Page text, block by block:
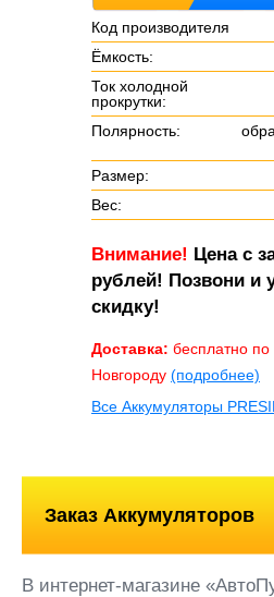
Код производителя
Ёмкость:
Ток холодной
прокрутки:
Полярность:
Размер:
Вес:
Внимание! Цена с
рублей! Позвони и
скидку!
Доставка: бесплатно
Новгороду (подробнее)
Все Аккумуляторы
Заказ Аккумуляторов
В интернет-магазине